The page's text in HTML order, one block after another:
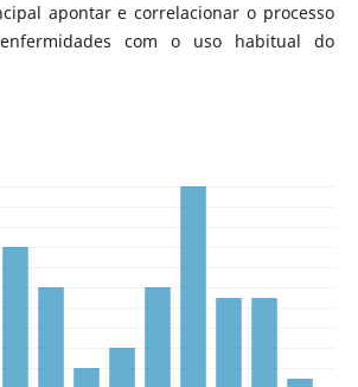
apontar e correlacionar o processo
com o uso habitual do